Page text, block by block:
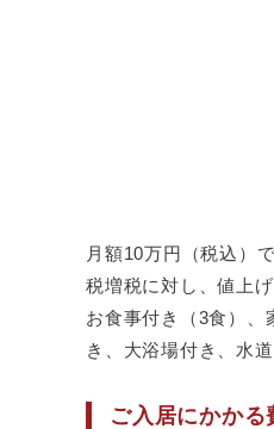
月額10万円（税込）
税増税に対し、値上
お食事付き（3食）、
き、大浴場付き、水
ご入居にかかる